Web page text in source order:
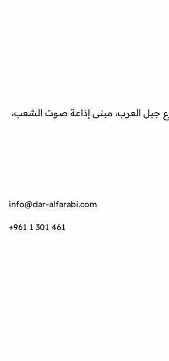
جبل العرب، مبنى إذاعة صوت الشعب،
info@dar-alfarabi.com
+961 1 301 461